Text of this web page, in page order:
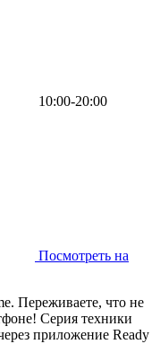
10:00-20:00
Посмотреть на
Переживаете, что не
Серия техники
приложение Ready